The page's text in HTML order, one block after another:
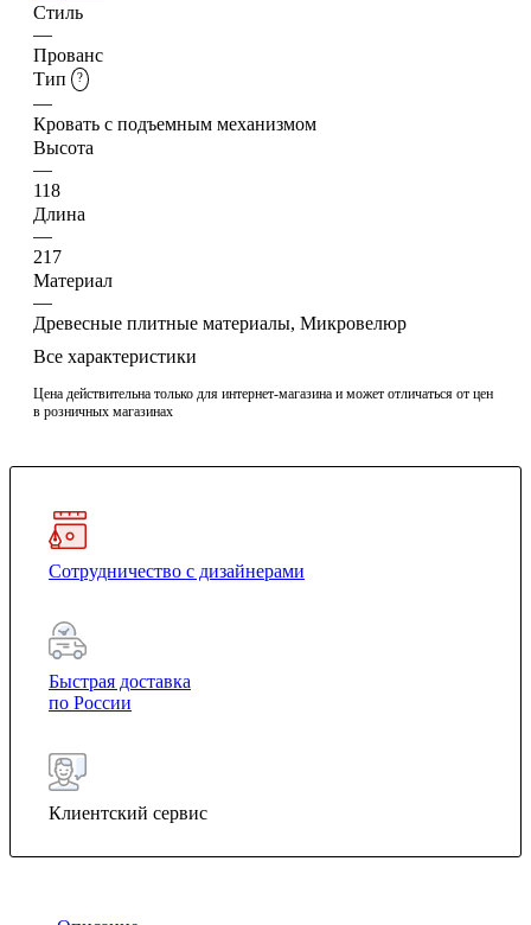
Стиль
—
Прованс
Тип
?
—
Кровать с подъемным механизмом
Высота
—
118
Длина
—
217
Материал
—
Древесные плитные материалы, Микровелюр
Все характеристики
Цена действительна только для интернет-магазина и может отличаться от цен
в розничных магазинах
Сотрудничество с дизайнерами
Быстрая доставка
по России
Клиентский сервис